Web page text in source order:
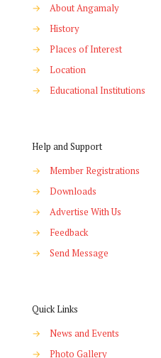
→
About Angamaly
→
History
→
Places of Interest
→
Location
→
Educational Institutions
Help and Support
→
Member Registrations
→
Downloads
→
Advertise With Us
→
Feedback
→
Send Message
Quick Links
→
News and Events
→
Photo Gallery